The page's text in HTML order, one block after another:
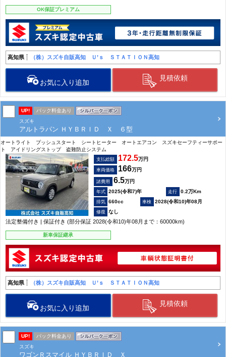
OK保証プレミアム
高知県 （株）スズキ自販高知 Ｕ’ｓ ＳＴＡＴＩＯＮ高知
お気に入り追加
見積依頼
UP!
パック料金あり
スズキ
アルトラパン ＨＹＢＲＩＤ Ｘ ６型
オートライト プッシュスタート シートヒーター オートエアコン スズキセーフティーサポー
ト アイドリングストップ 盗難防止システム
支払総額 172.5万円
車両価格 166万円
諸費用 6.5万円
2025(令和7)年
0.2万Km
660cc
2028(令和10)年08月
なし
法定整備付き | 保証付き (部分保証 2028(令和10)年08月まで：60000km)
新車保証継承
高知県 （株）スズキ自販高知 Ｕ’ｓ ＳＴＡＴＩＯＮ高知
お気に入り追加
見積依頼
UP!
パック料金あり
スズキ
ワゴンＲスマイル ＨＹＢＲＩＤ Ｘ